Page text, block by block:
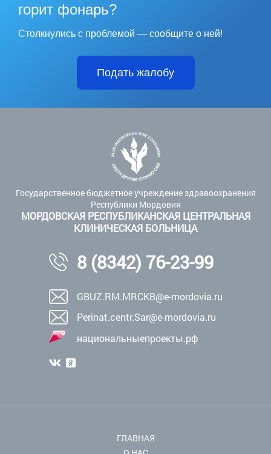
горит фонарь?
Столкнулись с проблемой — сообщите о ней!
Подать жалобу
Государственное бюджетное учреждение здравоохранения
Республики Мордовия
МОРДОВСКАЯ РЕСПУБЛИКАНСКАЯ ЦЕНТРАЛЬНАЯ
КЛИНИЧЕСКАЯ БОЛЬНИЦА
8 (8342) 76-23-99
GBUZ.RM.MRCKB@e-mordovia.ru
Perinat.centr.Sar@e-mordovia.ru
национальныепроекты.рф
ГЛАВНАЯ